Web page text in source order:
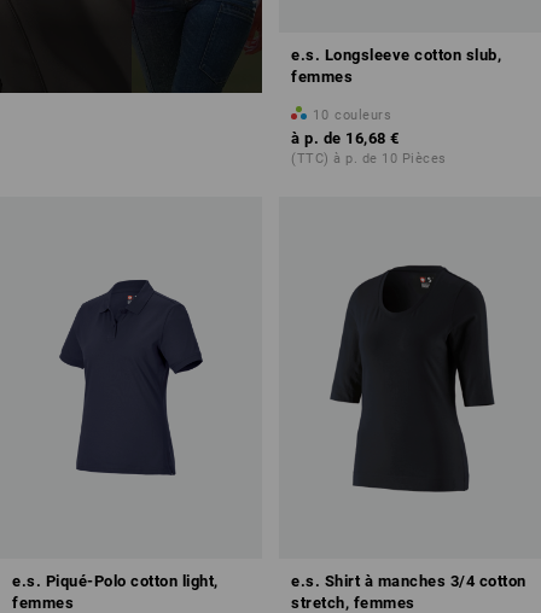
e.s. Longsleeve cotton slub,
femmes
10 couleurs
à p. de 16,68 €
(TTC) à p. de 10 Pièces
e.s. Piqué-Polo cotton light,
femmes
e.s. Shirt à manches 3/4 cotton
stretch, femmes